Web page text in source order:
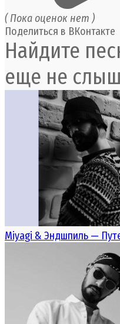
( Пока оценок нет )
Поделиться в ВКонтакте
Найдите
еще не
Miyagi & Эндшпиль —